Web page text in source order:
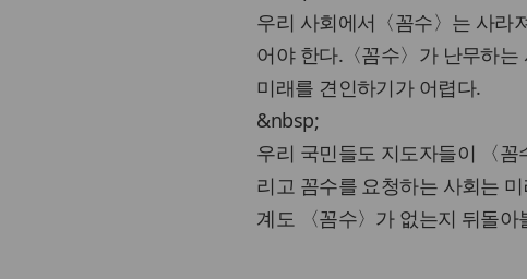
우리 사회에서〈꼼수〉는 사라
어야 한다.〈꼼수〉가 난무하
미래를 견인하기가 어렵다.
&nbsp;
우리 국민들도 지도자들이 〈
리고 꼼수를 요청하는 사회는
계도 〈꼼수〉가 없는지 뒤돌아